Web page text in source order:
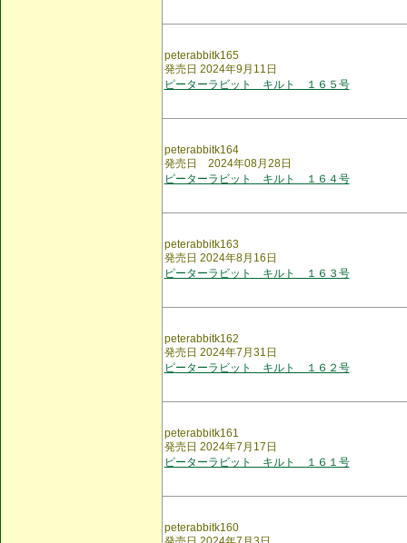
peterabbitk165
発売日 2024年9月11日
ピーターラビット キルト １６５号
peterabbitk164
発売日 2024年08月28日
ピーターラビット キルト １６４号
peterabbitk163
発売日 2024年8月16日
ピーターラビット キルト １６３号
peterabbitk162
発売日 2024年7月31日
ピーターラビット キルト １６２号
peterabbitk161
発売日 2024年7月17日
ピーターラビット キルト １６１号
peterabbitk160